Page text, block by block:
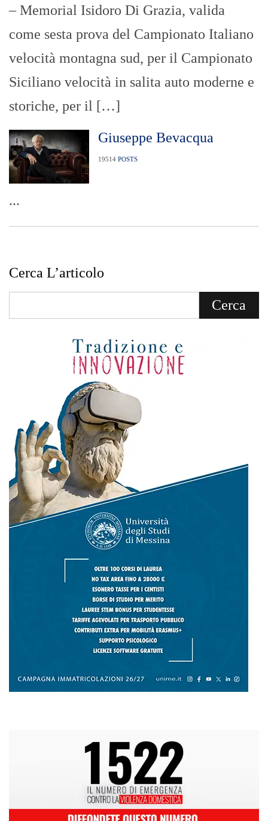
– Memorial Isidoro Di Grazia, valida
come sesta prova del Campionato Italiano
velocità montagna sud, per il Campionato
Siciliano velocità in salita auto moderne e
storiche, per il […]
Giuseppe Bevacqua
19514 POSTS
...
Cerca L’articolo